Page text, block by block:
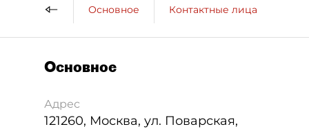
Основное Контактные лица
Основное
Адрес
121260, Москва, ул. Поварская,